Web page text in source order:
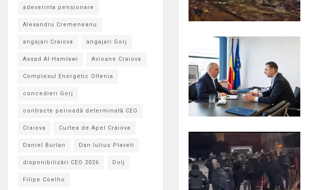
adeverinta pensionare
Alexandru Cremeneanu
angajari Craiova angajari Gorj
Assad Al-Hamlawi Avioane Craiova
Complexul Energetic Oltenia
concedieri Gorj
contracte perioadă determinată CEO
Craiova Curtea de Apel Craiova
Daniel Burlan Dan Iulius Plaveti
disponibilizări CEO 2026 Dolj
Filipe Coelho